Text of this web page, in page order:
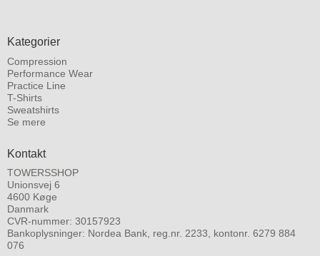
Kategorier
Compression
Performance Wear
Practice Line
T-Shirts
Sweatshirts
Se mere
Kontakt
TOWERSSHOP
Unionsvej 6
4600 Køge
Danmark
CVR-nummer: 30157923
Bankoplysninger: Nordea Bank, reg.nr. 2233, kontonr. 6279 884
076